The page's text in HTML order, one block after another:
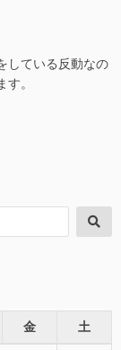
している反動なの
。
索
金 土